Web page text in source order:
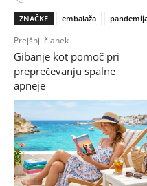
ZNAČKE embalaža
Prejšnji članek
Gibanje kot pomoč pri
preprečevanju spalne
apneje